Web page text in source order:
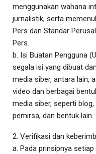
menggunakan wahana
jurnalistik, serta
Pers dan Standar
Pers.
b. Isi Buatan Pengguna
segala isi yang dibuat
media siber, antara lain,
video dan berbagai
media siber, seperti
pemirsa, dan bentuk lain.
2. Verifikasi dan
a. Pada prinsipnya